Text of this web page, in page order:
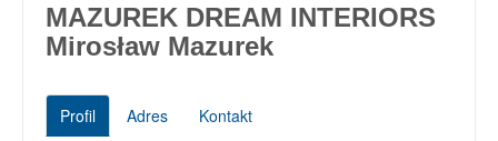
MAZUREK DREAM INTERIORS
Mirosław Mazurek
Profil Adres
Kontakt